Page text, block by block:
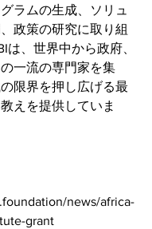
ラムの生成、ソリュ
政策の研究に取り組
は、世界中から政府、
一流の専門家を集
限界を押し広げる最
えを提供していま
news/africa-
grant